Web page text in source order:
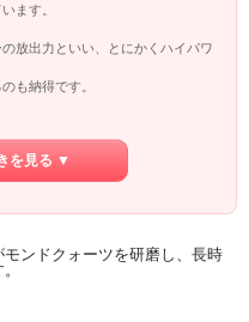
ます。
放出力といい、とにかくハイパワ
も納得です。
パワーを発揮します。
的に解除していきますので、持つ
れるということは
り、宇宙と繋がるということ。
を見る ▼
ンドクォーツを研磨し、長時